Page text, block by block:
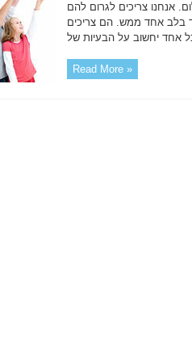
אנחנו צריכים לגרום להם
בלב אחד ממש. הם צריכים
Read More »